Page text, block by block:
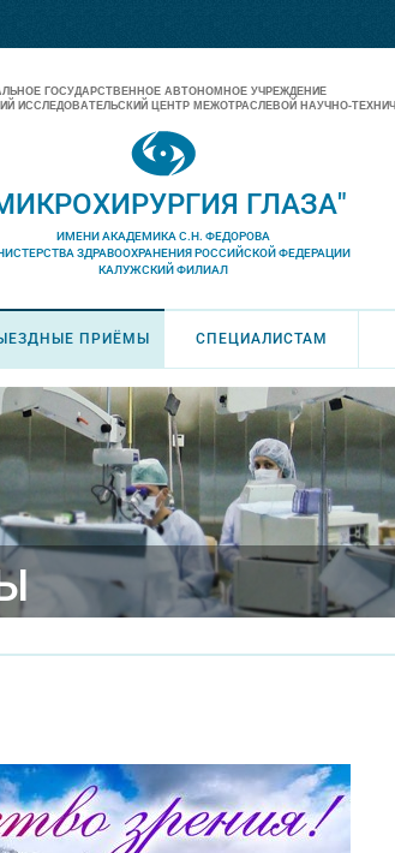
ГОСУДАРСТВЕННОЕ АВТОНОМНОЕ УЧРЕЖДЕНИЕ
ИССЛЕДОВАТЕЛЬСКИЙ ЦЕНТР МЕЖОТРАСЛЕВОЙ НАУЧНО-
ГЛАЗА"
ИМЕНИ АКАДЕМИКА С.Н. ФЕДОРОВА
ЗДРАВООХРАНЕНИЯ РОССИЙСКОЙ ФЕДЕРАЦИИ
КАЛУЖСКИЙ ФИЛИАЛ
ПРИЁМЫ СПЕЦИАЛИСТАМ